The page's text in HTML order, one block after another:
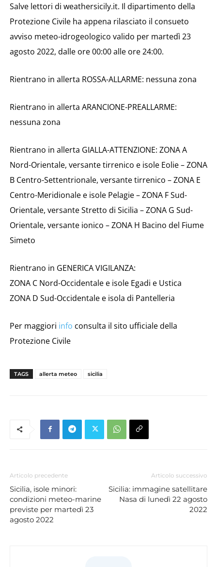
Salve lettori di weathersicily.it. Il dipartimento della
Protezione Civile ha appena rilasciato il consueto
avviso meteo-idrogeologico valido per martedì 23
agosto 2022, dalle ore 00:00 alle ore 24:00.
Rientrano in allerta ROSSA-ALLARME: nessuna zona
Rientrano in allerta ARANCIONE-PREALLARME:
nessuna zona
Rientrano in allerta GIALLA-ATTENZIONE: ZONA A
Nord-Orientale, versante tirrenico e isole Eolie – ZONA
B Centro-Settentrionale, versante tirrenico – ZONA E
Centro-Meridionale e isole Pelagie – ZONA F Sud-
Orientale, versante Stretto di Sicilia – ZONA G Sud-
Orientale, versante ionico – ZONA H Bacino del Fiume
Simeto
Rientrano in GENERICA VIGILANZA:
ZONA C Nord-Occidentale e isole Egadi e Ustica
ZONA D Sud-Occidentale e isola di Pantelleria
Per maggiori info consulta il sito ufficiale della
Protezione Civile
TAGS allerta meteo sicilia
Articolo precedente
Sicilia, isole minori:
condizioni meteo-marine
previste per martedì 23
agosto 2022
Articolo successivo
Sicilia: immagine satellitare
Nasa di lunedì 22 agosto
2022